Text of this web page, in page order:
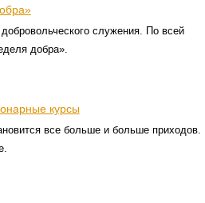
служения. По всей
добра».
курсы
все больше и больше приходов.